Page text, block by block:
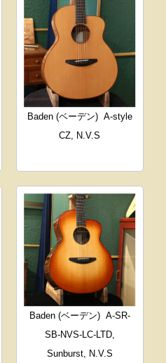
Baden (ベーデン) A-style
CZ, N.V.S
Baden (ベーデン) A-SR-
SB-NVS-LC-LTD,
Sunburst, N.V.S